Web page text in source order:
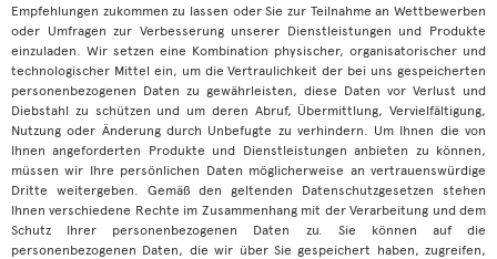
Empfehlungen zukommen zu lassen oder Sie zur Teilnahme an Wettbewerben
oder Umfragen zur Verbesserung unserer Dienstleistungen und Produkte
einzuladen. Wir setzen eine Kombination physischer, organisatorischer und
technologischer Mittel ein, um die Vertraulichkeit der bei uns gespeicherten
personenbezogenen Daten zu gewährleisten, diese Daten vor Verlust und
Diebstahl zu schützen und um deren Abruf, Übermittlung, Vervielfältigung,
Nutzung oder Änderung durch Unbefugte zu verhindern. Um Ihnen die von
Ihnen angeforderten Produkte und Dienstleistungen anbieten zu können,
müssen wir Ihre persönlichen Daten möglicherweise an vertrauenswürdige
Dritte weitergeben. Gemäß den geltenden Datenschutzgesetzen stehen
Ihnen verschiedene Rechte im Zusammenhang mit der Verarbeitung und dem
Schutz Ihrer personenbezogenen Daten zu. Sie können auf die
personenbezogenen Daten, die wir über Sie gespeichert haben, zugreifen,